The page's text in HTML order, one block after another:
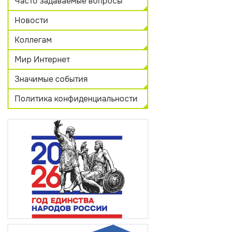
Новости
Коллегам
Мир Интернет
Значимые события
Политика конфиденциальности